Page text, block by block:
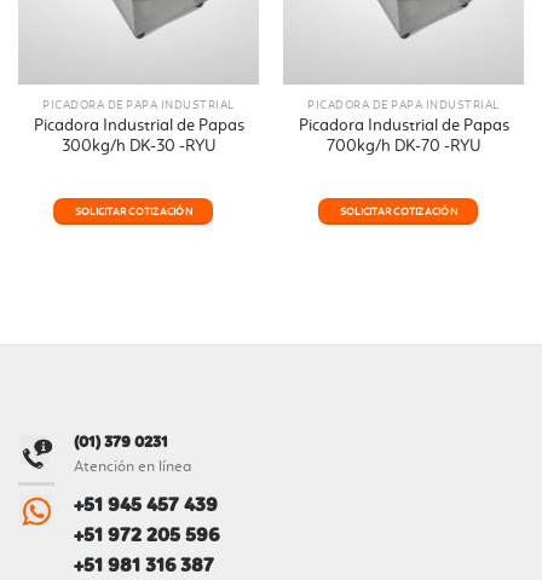
PICADORA DE PAPA INDUSTRIAL
Picadora Industrial de Papas
300kg/h DK-30 -RYU
SOLICITAR COTIZACIÓN
PICADORA DE PAPA INDUSTRIAL
Picadora Industrial de Papas
700kg/h DK-70 -RYU
SOLICITAR COTIZACIÓN
(01) 379 0231
Atención en línea
+51 945 457 439
+51 972 205 596
+51 981 316 387